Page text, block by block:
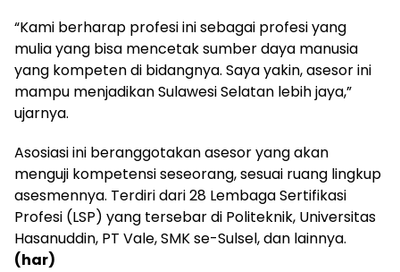
“Kami berharap profesi ini sebagai profesi yang
mulia yang bisa mencetak sumber daya manusia
yang kompeten di bidangnya. Saya yakin, asesor ini
mampu menjadikan Sulawesi Selatan lebih jaya,”
ujarnya.
Asosiasi ini beranggotakan asesor yang akan
menguji kompetensi seseorang, sesuai ruang lingkup
asesmennya. Terdiri dari 28 Lembaga Sertifikasi
Profesi (LSP) yang tersebar di Politeknik, Universitas
Hasanuddin, PT Vale, SMK se-Sulsel, dan lainnya.
(har)